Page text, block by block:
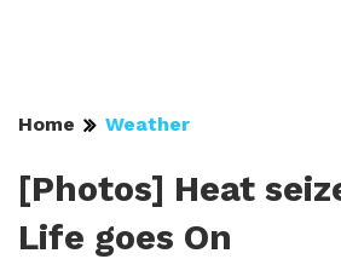
Home Weather
[Photos] Heat
Life goes On